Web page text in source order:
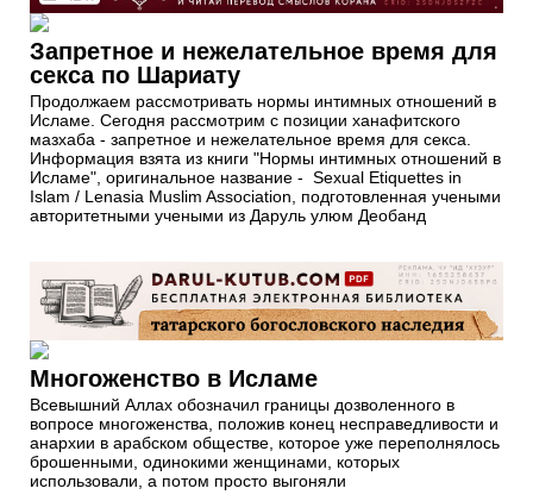
Запретное и нежелательное время для
секса по Шариату
Продолжаем рассмотривать нормы интимных отношений в
Исламе. Сегодня рассмотрим с позиции ханафитского
мазхаба - запретное и нежелательное время для секса.
Информация взята из книги "Нормы интимных отношений в
Исламе", оригинальное название - Sexual Etiquettes in
Islam / Lenasia Muslim Association, подготовленная учеными
авторитетными учеными из Даруль улюм Деобанд
Многоженство в Исламе
Всевышний Аллах обозначил границы дозволенного в
вопросе многоженства, положив конец несправедливости и
анархии в арабском обществе, которое уже переполнялось
брошенными, одинокими женщинами, которых
использовали, а потом просто выгоняли